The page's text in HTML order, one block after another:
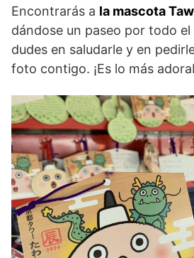
Encontrarás a la mascota
dándose un paseo por todo
dudes en saludarle y en
foto contigo. ¡Es lo más